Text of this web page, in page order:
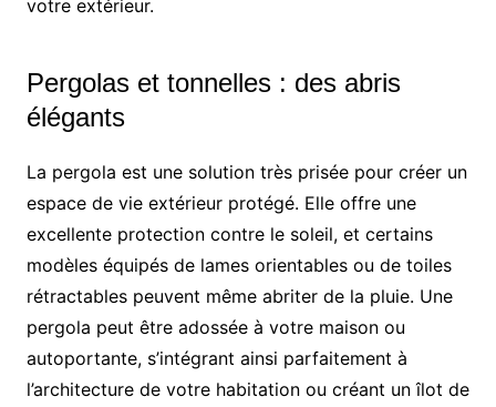
votre extérieur.
Pergolas et tonnelles : des abris
élégants
La pergola est une solution très prisée pour créer un
espace de vie extérieur protégé. Elle offre une
excellente protection contre le soleil, et certains
modèles équipés de lames orientables ou de toiles
rétractables peuvent même abriter de la pluie. Une
pergola peut être adossée à votre maison ou
autoportante, s’intégrant ainsi parfaitement à
l’architecture de votre habitation ou créant un îlot de